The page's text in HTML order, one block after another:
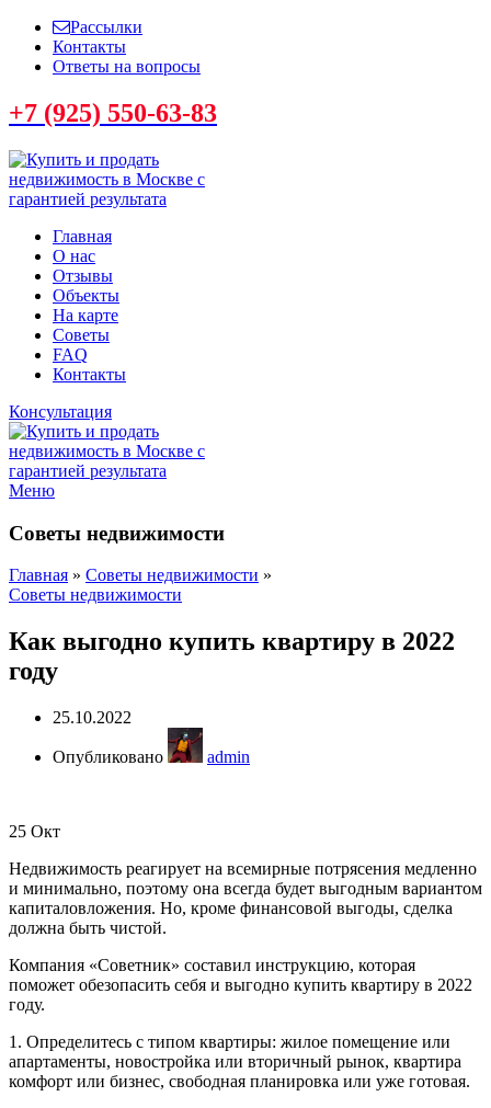
Рассылки
Контакты
Ответы на вопросы
+7 (925) 550-63-83
Главная
О нас
Отзывы
Объекты
На карте
Советы
FAQ
Контакты
Консультация
Меню
Советы недвижимости
Главная » Советы недвижимости »
Советы недвижимости
Как выгодно купить квартиру в 2022
году
25.10.2022
Опубликовано admin
25 Окт
Недвижимость реагирует на всемирные потрясения медленно
и минимально, поэтому она всегда будет выгодным вариантом
капиталовложения. Но, кроме финансовой выгоды, сделка
должна быть чистой.
Компания «Советник» составил инструкцию, которая
поможет обезопасить себя и выгодно купить квартиру в 2022
году.
1. Определитесь с типом квартиры: жилое помещение или
апартаменты, новостройка или вторичный рынок, квартира
комфорт или бизнес, свободная планировка или уже готовая.